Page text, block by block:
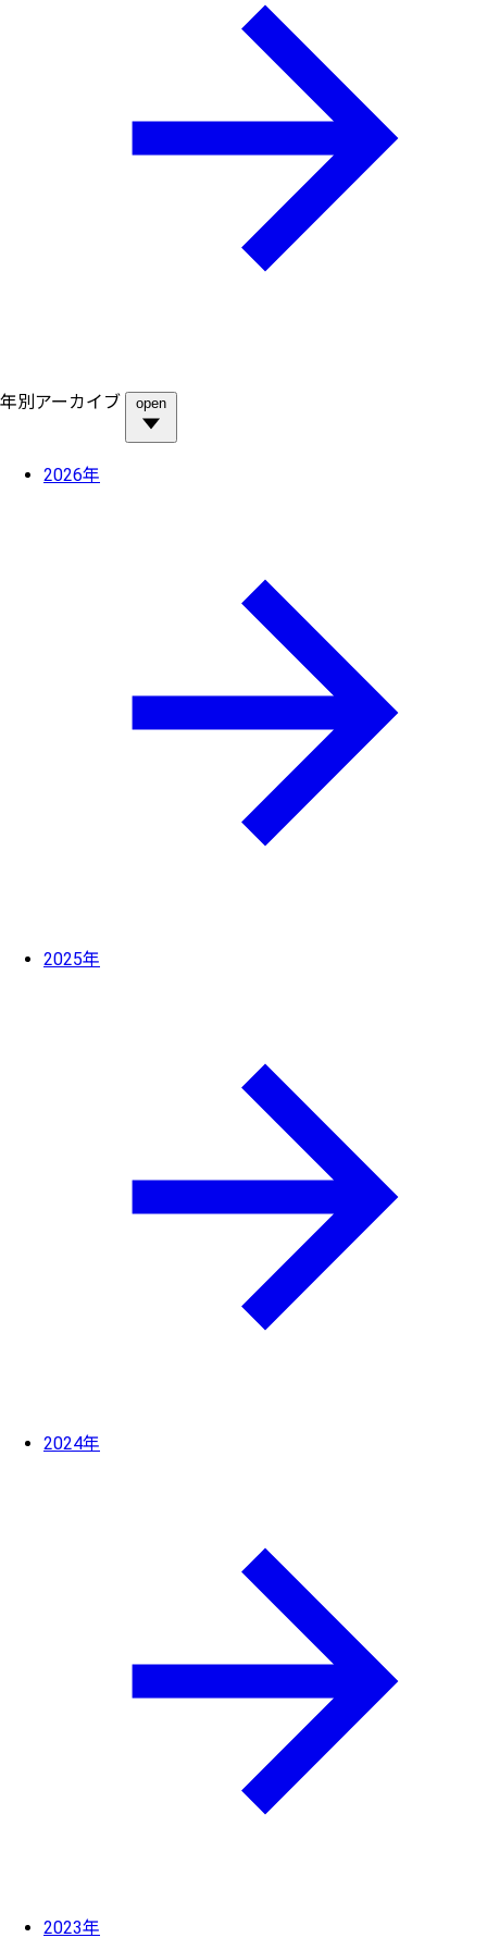
年別アーカイブ open
2026年
2025年
2024年
2023年